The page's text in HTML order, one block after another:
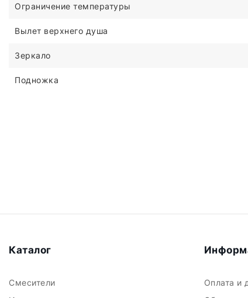
Ограничение температуры
Вылет верхнего душа
Зеркало
Подножка
Каталог
Смесители
Оплата и